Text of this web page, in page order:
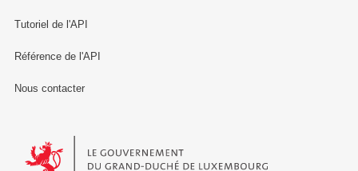
Tutoriel de l'API
Référence de l'API
Nous contacter
Le Gouvernement du Grand-Duché de Luxembourg - Service